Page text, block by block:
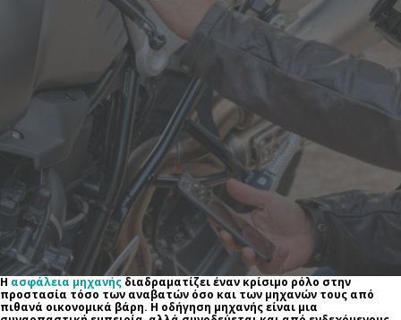
Η ασφάλεια μηχανής διαδραματίζει έναν κρίσιμο ρόλο στην
προστασία τόσο των αναβατών όσο και των μηχανών τους από
πιθανά οικονομικά βάρη. Η οδήγηση μηχανής είναι μια